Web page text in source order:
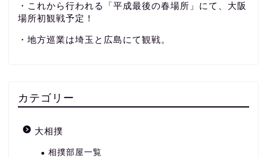
・これから行われる「平成最後の春場所」にて、大阪
場所初観戦予定！
・地方巡業は埼玉と広島にて観戦。
カテゴリー
大相撲
相撲部屋一覧